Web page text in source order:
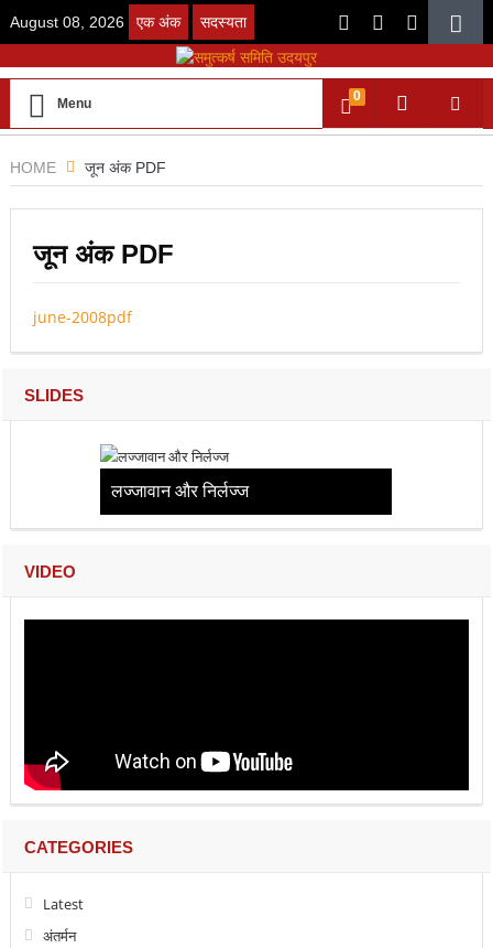
August 08, 2026 एक अंक सदस्यता
Menu 0
HOME जून अंक PDF
जून अंक PDF
june-2008pdf
SLIDES
लज्जावान और निर्लज्ज
VIDEO
CATEGORIES
Latest
अंतर्मन